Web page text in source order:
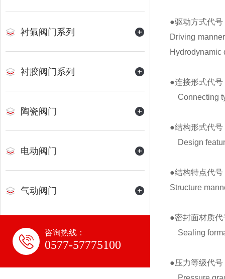
衬氟阀门系列
衬胶阀门系列
陶瓷阀门
电动阀门
气动阀门
平衡阀
水力控制阀
咨询热线：
0577-57775100
●驱动方式代
Driving
●连接形式代
Connecting
●结构形式代
Design
●结构特点代
Structure
●密封面材质
Sealing
●压力等级代